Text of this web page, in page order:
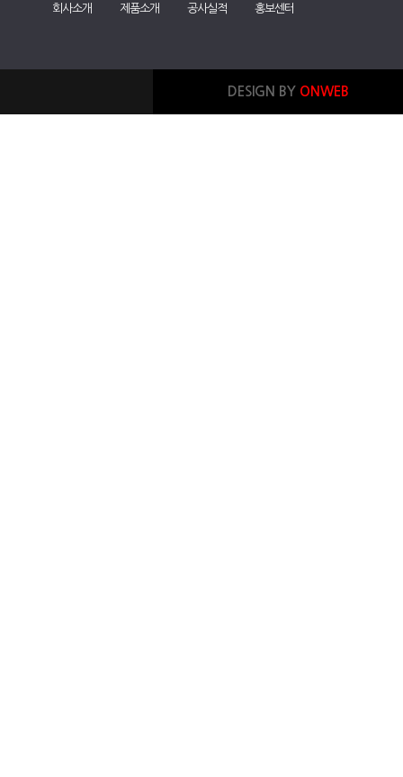
회사소개 제품소개 공사실적 홍보센터
DESIGN BY ONWEB